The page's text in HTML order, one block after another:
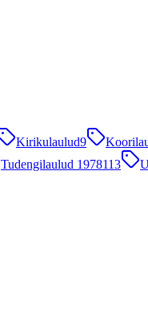
Kirikulaulud9
Tudengilaulud 1978113